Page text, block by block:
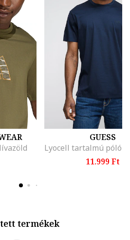
GUESS
11.999 Ft
termékek